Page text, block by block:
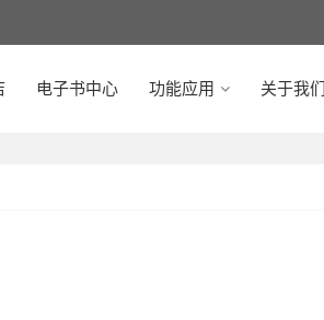
电子书中心 功能应用 关于我们